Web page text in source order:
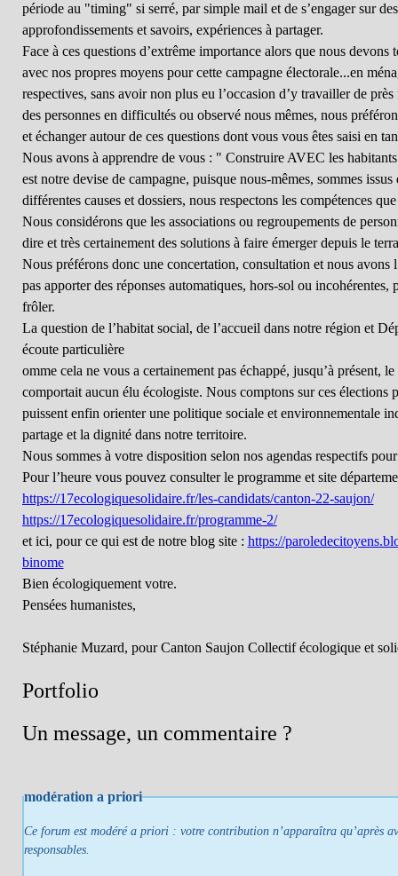
période au "timing" si serré, par simple mail et de s’engager sur
approfondissements et savoirs, expériences à partager.
Face à ces questions d’extrême importance alors que nous devons
avec nos propres moyens pour cette campagne électorale...en
respectives, sans avoir non plus eu l’occasion d’y travailler de
des personnes en difficultés ou observé nous mêmes, nous
et échanger autour de ces questions dont vous vous êtes saisi en
Nous avons à apprendre de vous : " Construire AVEC les
est notre devise de campagne, puisque nous-mêmes, sommes
différentes causes et dossiers, nous respectons les compétences
Nous considérons que les associations ou regroupements de
dire et très certainement des solutions à faire émerger depuis le
Nous préférons donc une concertation, consultation et nous avons
pas apporter des réponses automatiques, hors-sol ou incohérentes,
frôler.
La question de l’habitat social, de l’accueil dans notre région et
écoute particulière
omme cela ne vous a certainement pas échappé, jusqu’à présent,
comportait aucun élu écologiste. Nous comptons sur ces élections
puissent enfin orienter une politique sociale et environnementale
partage et la dignité dans notre territoire.
Nous sommes à votre disposition selon nos agendas respectifs
Pour l’heure vous pouvez consulter le programme et site
https://17ecologiquesolidaire.fr/les-candidats/canton-22-saujon/
https://17ecologiquesolidaire.fr/programme-2/
et ici, pour ce qui est de notre blog site : https://
binome
Bien écologiquement votre.
Pensées humanistes,
Stéphanie Muzard, pour Canton Saujon Collectif écologique et
Portfolio
Un message, un commentaire ?
modération a priori
Ce forum est modéré a priori : votre contribution n’apparaîtra qu’après
responsables.